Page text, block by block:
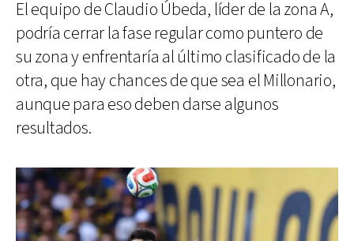
El equipo de Claudio Úbeda, líder de la zona A,
podría cerrar la fase regular como puntero de
su zona y enfrentaría al último clasificado de la
otra, que hay chances de que sea el Millonario,
aunque para eso deben darse algunos
resultados.